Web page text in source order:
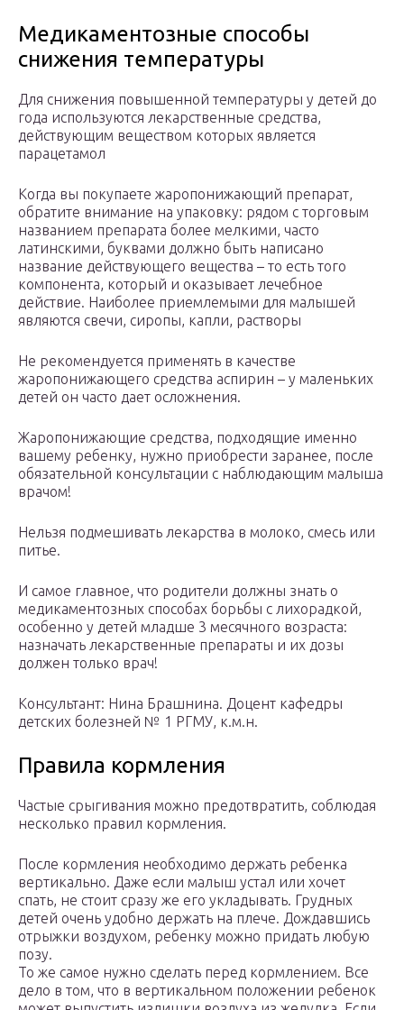
Медикаментозные способы
снижения температуры
Для снижения повышенной температуры у детей до
года используются лекарственные средства,
действующим веществом которых является
парацетамол
Когда вы покупаете жаропонижающий препарат,
обратите внимание на упаковку: рядом с торговым
названием препарата более мелкими, часто
латинскими, буквами должно быть написано
название действующего вещества – то есть того
компонента, который и оказывает лечебное
действие. Наиболее приемлемыми для малышей
являются свечи, сиропы, капли, растворы
Не рекомендуется применять в качестве
жаропонижающего средства аспирин – у маленьких
детей он часто дает осложнения.
Жаропонижающие средства, подходящие именно
вашему ребенку, нужно приобрести заранее, после
обязательной консультации с наблюдающим малыша
врачом!
Нельзя подмешивать лекарства в молоко, смесь или
питье.
И самое главное, что родители должны знать о
медикаментозных способах борьбы с лихорадкой,
особенно у детей младше 3 месячного возраста:
назначать лекарственные препараты и их дозы
должен только врач!
Консультант: Нина Брашнина. Доцент кафедры
детских болезней № 1 РГМУ, к.м.н.
Правила кормления
Частые срыгивания можно предотвратить, соблюдая
несколько правил кормления.
После кормления необходимо держать ребенка
вертикально. Даже если малыш устал или хочет
спать, не стоит сразу же его укладывать. Грудных
детей очень удобно держать на плече. Дождавшись
отрыжки воздухом, ребенку можно придать любую
позу.
То же самое нужно сделать перед кормлением. Все
дело в том, что в вертикальном положении ребенок